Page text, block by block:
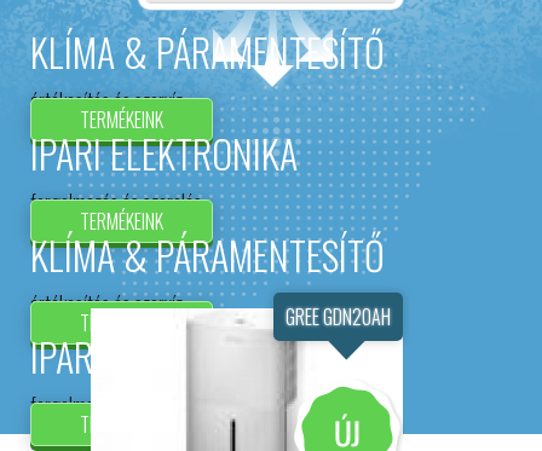
KLÍMA & PÁRAMENTESÍTŐ
értékesítés és szervíz
TERMÉKEINK
IPARI ELEKTRONIKA
forgalmazás és szerelés
TERMÉKEINK
KLÍMA & PÁRAMENTESÍTŐ
értékesítés és szervíz
TERMÉKEINK
IPARI ELEKTRONIKA
forgalmazás és szerelés
TERMÉKEINK
GREE GDN20AH